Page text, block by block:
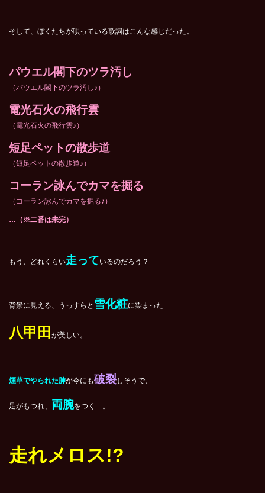
そして、ぼくたちが唄っている歌詞はこんな感じだった。
パウエル閣下のツラ汚し
（パウエル閣下のツラ汚し♪）
電光石火の飛行雲
（電光石火の飛行雲♪）
短足ペットの散歩道
（短足ペットの散歩道♪）
コーラン詠んでカマを掘る
（コーラン詠んでカマを掘る♪）
… （※二番は未完）
もう、どれくらい走っているのだろう？
背景に見える、うっすらと 雪化粧に染まった
八甲田 が美しい。
煙草でやられた肺が今にも破裂しそうで、
足がもつれ、 両腕をつく…。
走れメロス!?